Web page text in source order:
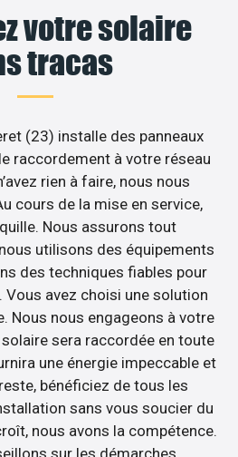
votre solaire
tracas
(23) installe des panneaux
raccordement à votre réseau
rien à faire, nous nous
cours de la mise en service,
Nous assurons tout
utilisons des équipements
des techniques fiables pour
Vous avez choisi une solution
Nous nous engageons à votre
sera raccordée en toute
une énergie impeccable et
bénéficiez de tous les
sans vous soucier du
nous avons la compétence.